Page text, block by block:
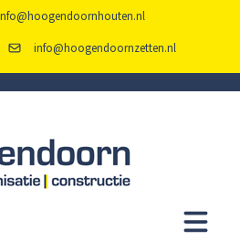
info@hoogendoornzetten.nl